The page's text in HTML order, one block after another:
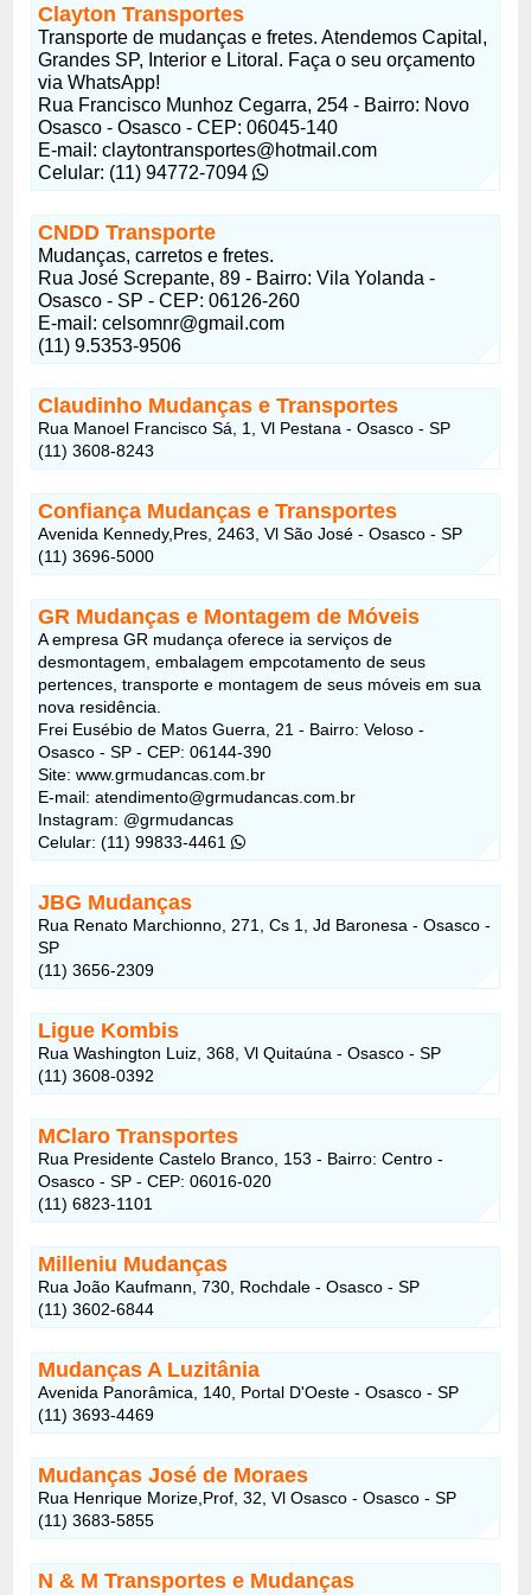
Clayton Transportes
Transporte de mudanças e fretes. Atendemos Capital,
Grandes SP, Interior e Litoral. Faça o seu orçamento
via WhatsApp!
Rua Francisco Munhoz Cegarra, 254 - Bairro: Novo
Osasco - Osasco - CEP: 06045-140
E-mail: claytontransportes@hotmail.com
Celular: (11) 94772-7094
CNDD Transporte
Mudanças, carretos e fretes.
Rua José Screpante, 89 - Bairro: Vila Yolanda -
Osasco - SP - CEP: 06126-260
E-mail: celsomnr@gmail.com
(11) 9.5353-9506
Claudinho Mudanças e Transportes
Rua Manoel Francisco Sá, 1, Vl Pestana - Osasco - SP
(11) 3608-8243
Confiança Mudanças e Transportes
Avenida Kennedy,Pres, 2463, Vl São José - Osasco - SP
(11) 3696-5000
GR Mudanças e Montagem de Móveis
A empresa GR mudança oferece ia serviços de
desmontagem, embalagem empcotamento de seus
pertences, transporte e montagem de seus móveis em sua
nova residência.
Frei Eusébio de Matos Guerra, 21 - Bairro: Veloso -
Osasco - SP - CEP: 06144-390
Site: www.grmudancas.com.br
E-mail: atendimento@grmudancas.com.br
Instagram: @grmudancas
Celular: (11) 99833-4461
JBG Mudanças
Rua Renato Marchionno, 271, Cs 1, Jd Baronesa - Osasco -
SP
(11) 3656-2309
Ligue Kombis
Rua Washington Luiz, 368, Vl Quitaúna - Osasco - SP
(11) 3608-0392
MClaro Transportes
Rua Presidente Castelo Branco, 153 - Bairro: Centro -
Osasco - SP - CEP: 06016-020
(11) 6823-1101
Milleniu Mudanças
Rua João Kaufmann, 730, Rochdale - Osasco - SP
(11) 3602-6844
Mudanças A Luzitânia
Avenida Panorâmica, 140, Portal D'Oeste - Osasco - SP
(11) 3693-4469
Mudanças José de Moraes
Rua Henrique Morize,Prof, 32, Vl Osasco - Osasco - SP
(11) 3683-5855
N & M Transportes e Mudanças